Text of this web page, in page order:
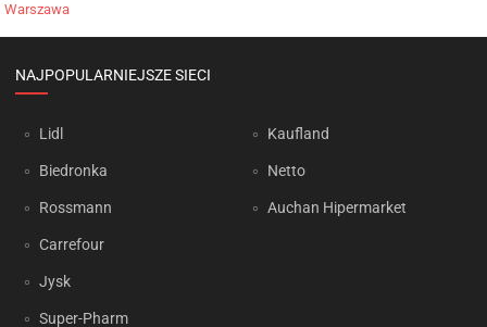
Warszawa
NAJPOPULARNIEJSZE SIECI
Lidl
Biedronka
Rossmann
Carrefour
Jysk
Super-Pharm
Kaufland
Netto
Auchan Hipermarket